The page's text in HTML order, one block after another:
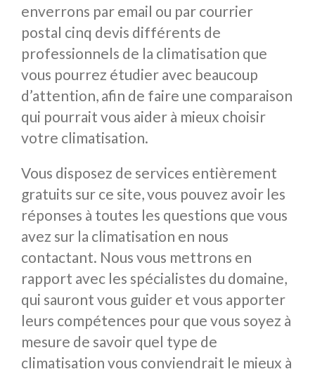
enverrons par email ou par courrier
postal cinq devis différents de
professionnels de la climatisation que
vous pourrez étudier avec beaucoup
d’attention, afin de faire une comparaison
qui pourrait vous aider à mieux choisir
votre climatisation.
Vous disposez de services entièrement
gratuits sur ce site, vous pouvez avoir les
réponses à toutes les questions que vous
avez sur la climatisation en nous
contactant. Nous vous mettrons en
rapport avec les spécialistes du domaine,
qui sauront vous guider et vous apporter
leurs compétences pour que vous soyez à
mesure de savoir quel type de
climatisation vous conviendrait le mieux à